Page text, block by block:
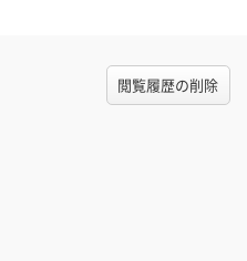
閲覧履歴の削除